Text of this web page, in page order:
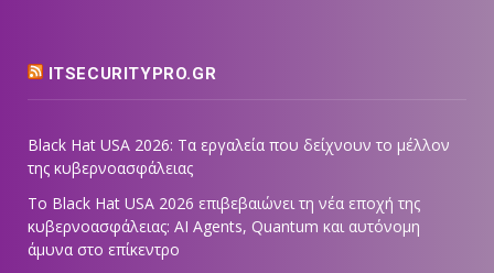
ITSECURITYPRO.GR
Black Hat USA 2026: Τα εργαλεία που δείχνουν το μέλλον
της κυβερνοασφάλειας
Το Black Hat USA 2026 επιβεβαιώνει τη νέα εποχή της
κυβερνοασφάλειας: AI Agents, Quantum και αυτόνομη
άμυνα στο επίκεντρο